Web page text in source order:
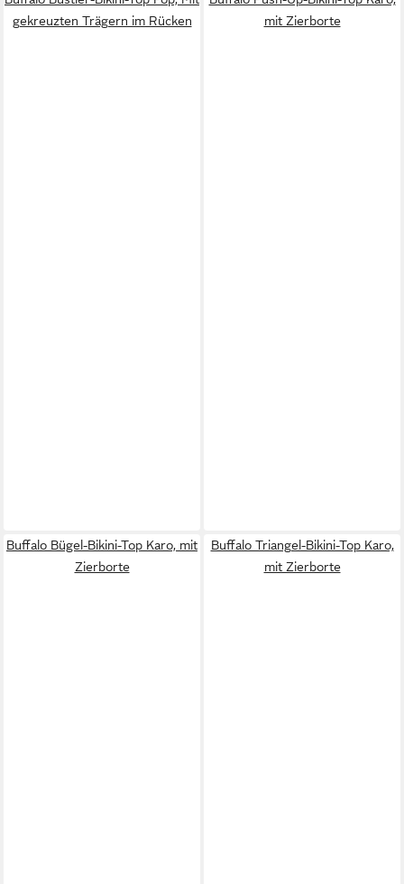
gekreuzten Trägern im Rücken
mit Zierborte
Buffalo Bügel-Bikini-Top Karo, mit
Zierborte
Buffalo Triangel-Bikini-Top Karo,
mit Zierborte